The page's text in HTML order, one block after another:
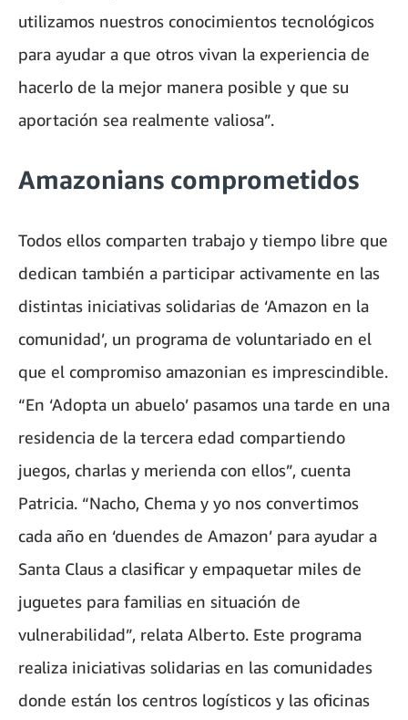
utilizamos nuestros conocimientos tecnológicos
para ayudar a que otros vivan la experiencia de
hacerlo de la mejor manera posible y que su
aportación sea realmente valiosa”.
Amazonians comprometidos
Todos ellos comparten trabajo y tiempo libre que
dedican también a participar activamente en las
distintas iniciativas solidarias de ‘Amazon en la
comunidad’, un programa de voluntariado en el
que el compromiso amazonian es imprescindible.
“En ‘Adopta un abuelo’ pasamos una tarde en una
residencia de la tercera edad compartiendo
juegos, charlas y merienda con ellos”, cuenta
Patricia. “Nacho, Chema y yo nos convertimos
cada año en ‘duendes de Amazon’ para ayudar a
Santa Claus a clasificar y empaquetar miles de
juguetes para familias en situación de
vulnerabilidad”, relata Alberto. Este programa
realiza iniciativas solidarias en las comunidades
donde están los centros logísticos y las oficinas